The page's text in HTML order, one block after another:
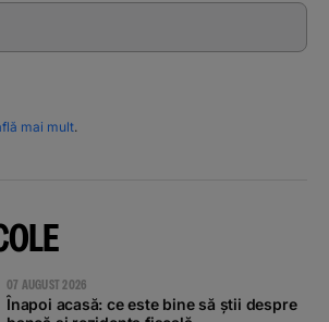
mai mult.
07 AUGUST 2026
Înapoi acasă: ce este bine să știi despre